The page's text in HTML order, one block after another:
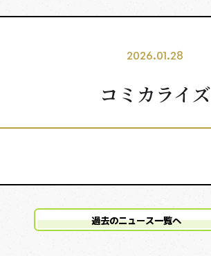
登場人物
BOOKS
グッズ
GOODS
2026.01.28
コミカライズ
過去のニュース一覧へ